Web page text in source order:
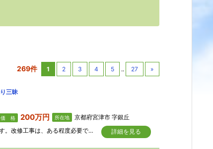
269件 1 2 3 4 5 .. 27 »
三昧
価 格 200万円 所在地
京都府宮津市 字銀丘
日本海の宮津市栗田湾に近い立地が何よりも魅力的です。改修工事は、ある程度必要ですが、ＤＩＹが出来る方ならお買い得だと思います。
詳細を見る